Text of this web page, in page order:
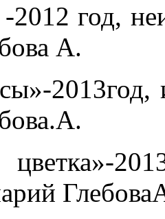
2012 год,
А.